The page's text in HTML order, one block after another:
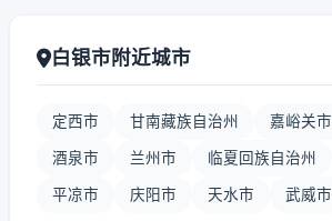
白银市附近城市
定西市 甘南藏族自治州 嘉峪关市
酒泉市 兰州市 临夏回族自治州
平凉市 庆阳市 天水市 武威市